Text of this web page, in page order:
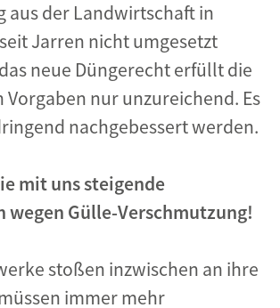
aus der Landwirtschaft in
Jarren nicht umgesetzt
neue Düngerecht erfüllt die
Vorgaben nur unzureichend. Es
nachgebessert werden.
mit uns steigende
wegen Gülle-Verschmutzung!
stoßen inzwischen an ihre
immer mehr